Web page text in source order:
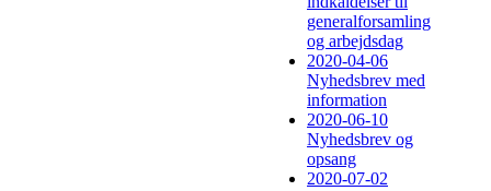
generalforsamling
og arbejdsdag
2020-04-06
Nyhedsbrev med
information
2020-06-10
Nyhedsbrev og
opsang
2020-07-02